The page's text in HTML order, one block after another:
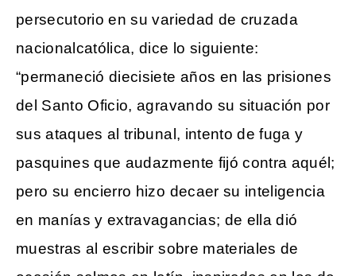
persecutorio en su variedad de cruzada
nacionalcatólica, dice lo siguiente:
“permaneció diecisiete años en las prisiones
del Santo Oficio, agravando su situación por
sus ataques al tribunal, intento de fuga y
pasquines que audazmente fijó contra aquél;
pero su encierro hizo decaer su inteligencia
en manías y extravagancias; de ella dió
muestras al escribir sobre materiales de